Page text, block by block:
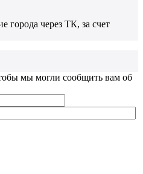
города через ТК, за счет
мы могли сообщить вам об